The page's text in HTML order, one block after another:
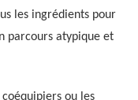
les ingrédients pour
parcours atypique et
ou les